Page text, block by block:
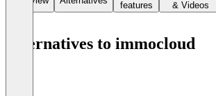
features
& Videos
Alternatives to immocloud